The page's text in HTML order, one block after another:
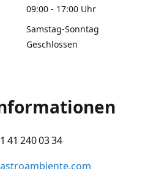
09:00 - 17:00 Uhr
Samstag-Sonntag
Geschlossen
41 240 03 34